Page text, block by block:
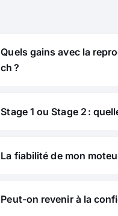
Quels gains avec la
ch ?
Stage 1 ou Stage 2 :
La fiabilité de mon
Peut-on revenir à la